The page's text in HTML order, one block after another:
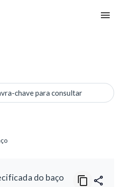
chave para consultar
do baço